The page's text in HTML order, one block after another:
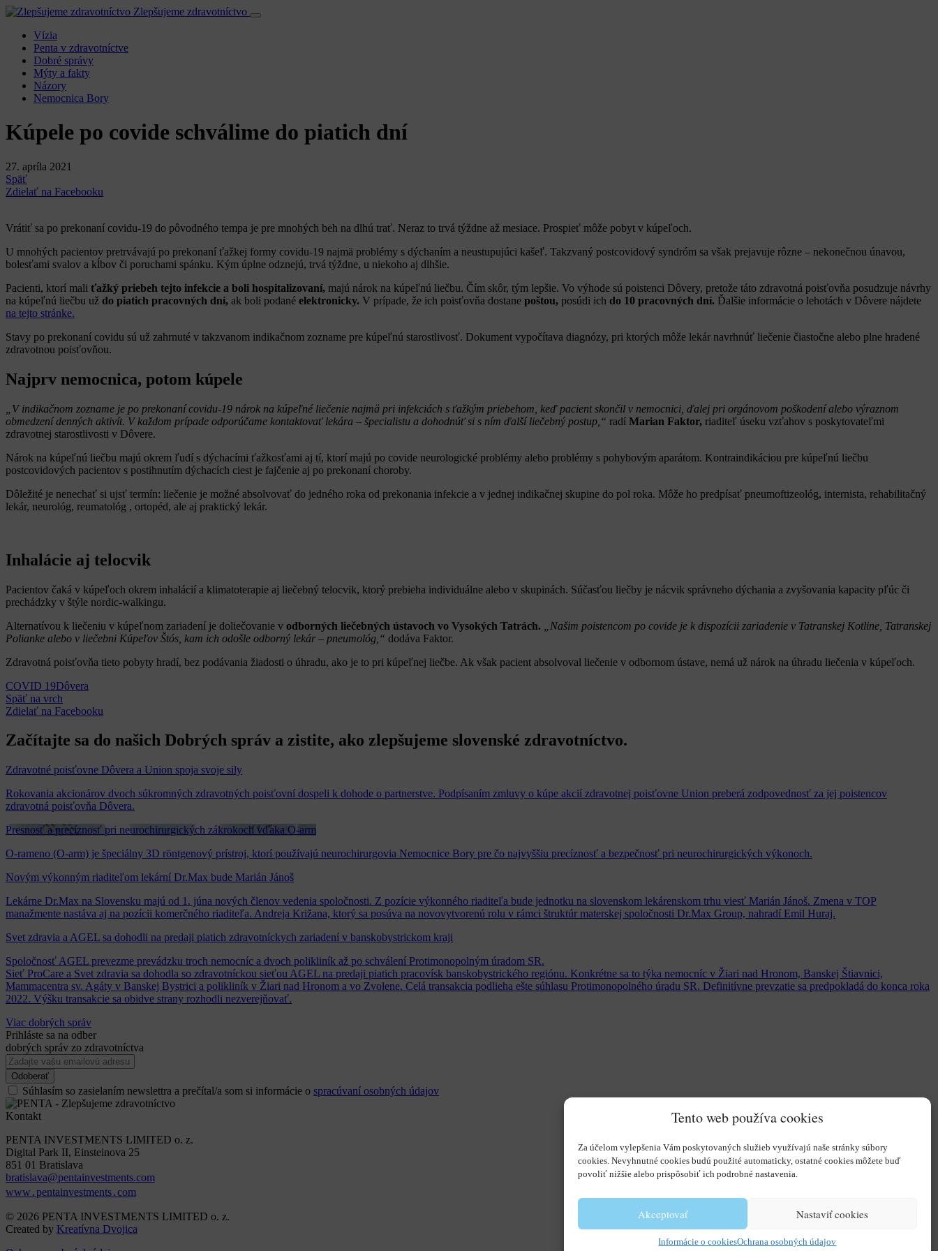
Tento web používa cookies
Za účelom vylepšenia Vám poskytovaných služieb využívajú naše stránky súbory
cookies. Nevyhnutné cookies budú použité automaticky, ostatné cookies môžete buď
povoliť nižšie alebo prispôsobiť ich podrobné nastavenia.
Akceptovať Nastaviť cookies
Informácie o cookiesOchrana osobných údajov
Zlepšujeme zdravotníctvo
Vízia
Penta v zdravotníctve
Dobré správy
Mýty a fakty
Názory
Nemocnica Bory
Kúpele po covide schválime do piatich dní
27. apríla 2021
Späť
Zdielať na Facebooku
Vrátiť sa po prekonaní covidu-19 do pôvodného tempa je pre mnohých beh na dlhú trať. Neraz to trvá týždne až mesiace. Prospieť môže pobyt v kúpeľoch.
U mnohých pacientov pretrvávajú po prekonaní ťažkej formy covidu-19 najmä problémy s dýchaním a neustupujúci kašeľ. Takzvaný postcovidový syndróm sa však prejavuje rôzne – nekonečnou únavou,
bolesťami svalov a kĺbov či poruchami spánku. Kým úplne odznejú, trvá týždne, u niekoho aj dlhšie.
Pacienti, ktorí mali ťažký priebeh tejto infekcie a boli hospitalizovaní, majú nárok na kúpeľnú liečbu. Čím skôr, tým lepšie. Vo výhode sú poistenci Dôvery, pretože táto zdravotná poisťovňa posudzuje návrhy
na kúpeľnú liečbu už do piatich pracovných dní, ak boli podané elektronicky. V prípade, že ich poisťovňa dostane poštou, posúdi ich do 10 pracovných dní. Ďalšie informácie o lehotách v Dôvere nájdete
na tejto stránke.
Stavy po prekonaní covidu sú už zahrnuté v takzvanom indikačnom zozname pre kúpeľnú starostlivosť. Dokument vypočítava diagnózy, pri ktorých môže lekár navrhnúť liečenie čiastočne alebo plne hradené
zdravotnou poisťovňou.
Najprv nemocnica, potom kúpele
„V indikačnom zozname je po prekonaní covidu-19 nárok na kúpeľné liečenie najmä pri infekciách s ťažkým priebehom, keď pacient skončil v nemocnici, ďalej pri orgánovom poškodení alebo výraznom
obmedzení denných aktivít. V každom prípade odporúčame kontaktovať lekára – špecialistu a dohodnúť si s ním ďalší liečebný postup,“ radí Marian Faktor, riaditeľ úseku vzťahov s poskytovateľmi
zdravotnej starostlivosti v Dôvere.
Nárok na kúpeľnú liečbu majú okrem ľudí s dýchacími ťažkosťami aj tí, ktorí majú po covide neurologické problémy alebo problémy s pohybovým aparátom. Kontraindikáciou pre kúpeľnú liečbu
postcovidových pacientov s postihnutím dýchacích ciest je fajčenie aj po prekonaní choroby.
Dôležité je nenechať si ujsť termín: liečenie je možné absolvovať do jedného roka od prekonania infekcie a v jednej indikačnej skupine do pol roka. Môže ho predpísať pneumoftizeológ, internista, rehabilitačný
lekár, neurológ, reumatológ , ortopéd, ale aj praktický lekár.
Inhalácie aj telocvik
Pacientov čaká v kúpeľoch okrem inhalácií a klimatoterapie aj liečebný telocvik, ktorý prebieha individuálne alebo v skupinách. Súčasťou liečby je nácvik správneho dýchania a zvyšovania kapacity pľúc či
prechádzky v štýle nordic-walkingu.
Alternatívou k liečeniu v kúpeľnom zariadení je doliečovanie v odborných liečebných ústavoch vo Vysokých Tatrách.
„Našim poistencom po covide je k dispozícii zariadenie v Tatranskej Kotline, Tatranskej
Polianke alebo v liečebni Kúpeľov Štós, kam ich odošle odborný lekár – pneumológ,“ dodáva Faktor.
Zdravotná poisťovňa tieto pobyty hradí, bez podávania žiadosti o úhradu, ako je to pri kúpeľnej liečbe. Ak však pacient absolvoval liečenie v odbornom ústave, nemá už nárok na úhradu liečenia v kúpeľoch.
COVID 19Dôvera
Späť na vrch
Zdielať na Facebooku
Začítajte sa do našich Dobrých správ a zistite, ako zlepšujeme slovenské zdravotníctvo.
Zdravotné poisťovne Dôvera a Union spoja svoje sily
Rokovania akcionárov dvoch súkromných zdravotných poisťovní dospeli k dohode o partnerstve. Podpísaním zmluvy o kúpe akcií zdravotnej poisťovne Union preberá zodpovednosť za jej poistencov
zdravotná poisťovňa Dôvera.
Presnosť a precíznosť pri neurochirurgických zákrokoch vďaka O-arm
O-rameno (O-arm) je špeciálny 3D röntgenový prístroj, ktorí používajú neurochirurgovia Nemocnice Bory pre čo najvyššiu precíznosť a bezpečnosť pri neurochirurgických výkonoch.
Novým výkonným riaditeľom lekární Dr.Max bude Marián Jánoš
Lekárne Dr.Max na Slovensku majú od 1. júna nových členov vedenia spoločnosti. Z pozície výkonného riaditeľa bude jednotku na slovenskom lekárenskom trhu viesť Marián Jánoš. Zmena v TOP
manažmente nastáva aj na pozícii komerčného riaditeľa. Andreja Križana, ktorý sa posúva na novovytvorenú rolu v rámci štruktúr materskej spoločnosti Dr.Max Group, nahradí Emil Huraj.
Svet zdravia a AGEL sa dohodli na predaji piatich zdravotníckych zariadení v banskobystrickom kraji
Spoločnosť AGEL prevezme prevádzku troch nemocníc a dvoch polikliník až po schválení Protimonopolným úradom SR.
Sieť ProCare a Svet zdravia sa dohodla so zdravotníckou sieťou AGEL na predaji piatich pracovísk banskobystrického regiónu. Konkrétne sa to týka nemocníc v Žiari nad Hronom, Banskej Štiavnici,
Mammacentra sv. Agáty v Banskej Bystrici a polikliník v Žiari nad Hronom a vo Zvolene. Celá transakcia podlieha ešte súhlasu Protimonopolného úradu SR. Definitívne prevzatie sa predpokladá do konca roka
2022. Výšku transakcie sa obidve strany rozhodli nezverejňovať.
Viac dobrých správ
Prihláste sa na odber
dobrých správ zo zdravotníctva
Súhlasím so zasielaním newslettra a prečítal/a som si informácie o spracúvaní osobných údajov
Kontakt
PENTA INVESTMENTS LIMITED o. z.
Digital Park II, Einsteinova 25
851 01 Bratislava
bratislava@pentainvestments.com
www․pentainvestments․com
© 2026 PENTA INVESTMENTS LIMITED o. z.
Created by Kreatívna Dvojica